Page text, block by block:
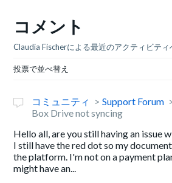
コメント
Claudia Fischerによる最近のアクティビティ
投票で並べ替え
コミュニティ
Support Forum
Box Drive not syncing
Hello all, are you still having an issue
I still have the red dot so my
the platform. I'm not on a payment
might have an...